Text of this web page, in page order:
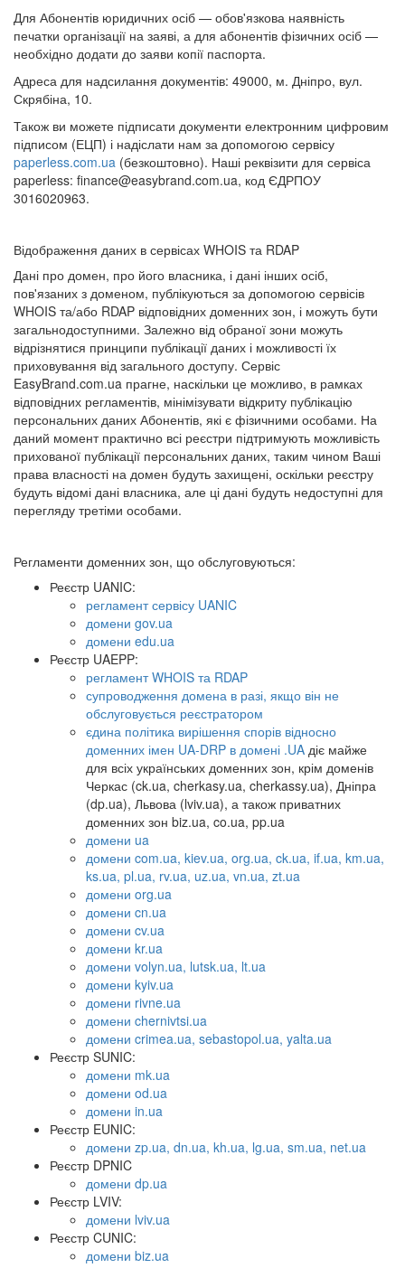
Для Абонентів юридичних осіб — обов'язкова наявність
печатки організації на заяві, а для абонентів фізичних осіб —
необхідно додати до заяви копії паспорта.
Адреса для надсилання документів: 49000, м. Дніпро, вул.
Скрябіна, 10.
Також ви можете підписати документи електронним цифровим
підписом (ЕЦП) і надіслати нам за допомогою сервісу
paperless.com.ua (безкоштовно). Наші реквізити для сервіса
paperless: finance@easybrand.com.ua, код ЄДРПОУ
3016020963.
Відображення даних в сервісах WHOIS та RDAP
Дані про домен, про його власника, і дані інших осіб,
пов'язаних з доменом, публікуються за допомогою сервісів
WHOIS та/або RDAP відповідних доменних зон, і можуть бути
загальнодоступними. Залежно від обраної зони можуть
відрізнятися принципи публікації даних і можливості їх
приховування від загального доступу. Сервіс
EasyBrand.com.ua прагне, наскільки це можливо, в рамках
відповідних регламентів, мінімізувати відкриту публікацію
персональних даних Абонентів, які є фізичними особами. На
даний момент практично всі реєстри підтримують можливість
прихованої публікації персональних даних, таким чином Ваші
права власності на домен будуть захищені, оскільки реєстру
будуть відомі дані власника, але ці дані будуть недоступні для
перегляду третіми особами.
Регламенти доменних зон, що обслуговуються:
Реєстр UANIC:
регламент сервісу UANIC
домени gov.ua
домени edu.ua
Реєстр UAEPP:
регламент WHOIS та RDAP
супроводження домена в разі, якщо він не
обслуговується реєстратором
єдина політика вирішення спорів відносно
доменних імен UA-DRP в домені .UA діє майже
для всіх українських доменних зон, крім доменів
Черкас (ck.ua, cherkasy.ua, cherkassy.ua), Дніпра
(dp.ua), Львова (lviv.ua), а також приватних
доменних зон biz.ua, co.ua, pp.ua
домени ua
домени com.ua, kiev.ua, org.ua, ck.ua, if.ua, km.ua,
ks.ua, pl.ua, rv.ua, uz.ua, vn.ua, zt.ua
домени org.ua
домени cn.ua
домени cv.ua
домени kr.ua
домени volyn.ua, lutsk.ua, lt.ua
домени kyiv.ua
домени rivne.ua
домени chernivtsi.ua
домени crimea.ua, sebastopol.ua, yalta.ua
Реєстр SUNIC:
домени mk.ua
домени od.ua
домени in.ua
Реєстр EUNIC:
домени zp.ua, dn.ua, kh.ua, lg.ua, sm.ua, net.ua
Реєстр DPNIC
домени dp.ua
Реєстр LVIV:
домени lviv.ua
Реєстр CUNIC:
домени biz.ua